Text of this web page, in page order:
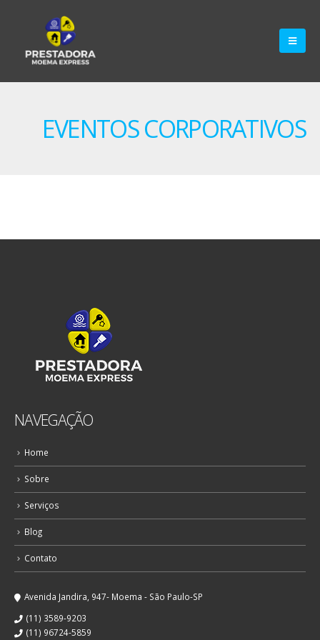
EVENTOS CORPORATIVOS
NAVEGAÇÃO
Home
Sobre
Serviços
Blog
Contato
Avenida Jandira, 947- Moema - São Paulo-SP
(11) 3589-9203
(11) 96724-5859